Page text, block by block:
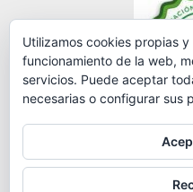
Utilizamos cookies propias
funcionamiento de la web,
servicios. Puede aceptar
necesarias o configurar sus